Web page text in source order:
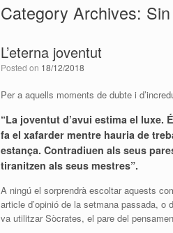
Category Archives:
L’eterna joventut
Posted on 18/12/2018
Per a aquells moments de dubte i
“La joventut d’avui estima el luxe.
fa el xafarder mentre hauria de
estança. Contradiuen als seus
tiranitzen als seus mestres”.
A ningú el sorprendrà escoltar aquests
article d’opinió de la setmana passada, o
va utilitzar Sòcrates, el pare del